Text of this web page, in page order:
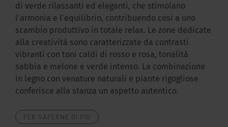
di verde rilassanti ed eleganti, che stimolano
lʼarmonia e lʼequilibrio, contribuendo così a uno
scambio produttivo in totale relax. Le zone dedicate
alla creatività sono caratterizzate da contrasti
vibranti con toni caldi di rosso e rosa, tonalità
sabbia e melone e verde intenso. La combinazione
in legno con venature naturali e piante rigogliose
conferisce alla stanza un aspetto autentico.